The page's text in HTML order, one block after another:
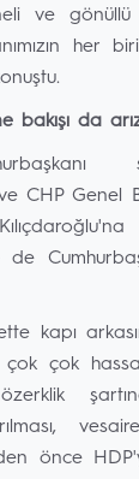
ve gönüllü
her
da
CHP Genel
de
kapı
çok çok
önce